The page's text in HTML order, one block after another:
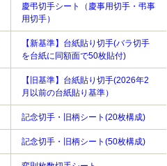
慶弔切手シート（慶事用切手・弔事
用切手）
【新基準】台紙貼り切手(バラ切手
を台紙に同額面で50枚貼付)
【旧基準】台紙貼り切手(2026年2
月以前の台紙貼り基準）
記念切手・旧柄シート(20枚構成)
記念切手・旧柄シート(50枚構成)